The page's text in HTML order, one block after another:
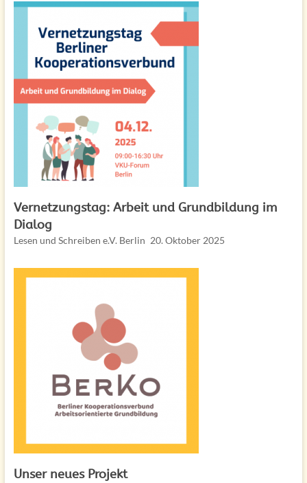
Vernetzungstag: Arbeit und Grundbildung im
Dialog
Lesen und Schreiben e.V. Berlin 20. Oktober 2025
Unser neues Projekt